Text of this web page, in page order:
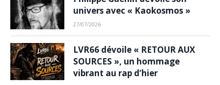
univers avec « Kaokosmos »
27/07/2026
LVR66 dévoile « RETOUR AUX
SOURCES », un hommage
vibrant au rap d’hier